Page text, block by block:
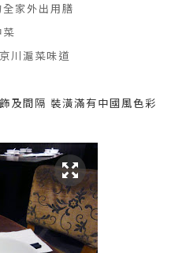
家外出用膳
川滬菜味道
及間隔 裝潢滿有中國風色彩